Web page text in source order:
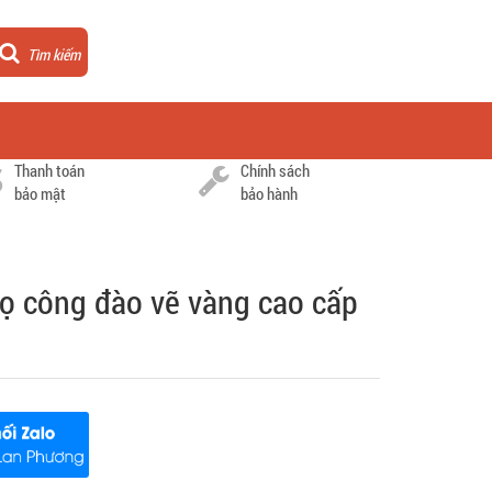
Tìm kiếm
Thanh toán
bảo mật
Chính sách
bảo hành
công đào vẽ vàng cao cấp